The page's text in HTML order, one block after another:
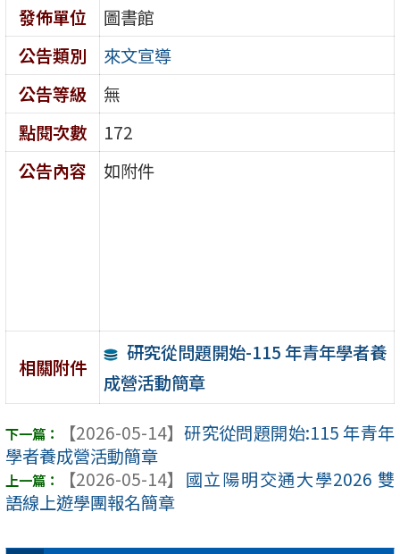
發佈單位
圖書館
公告類別
來文宣導
公告等級
無
點閱次數
172
公告內容
如附件
相關附件
研究從問題開始-115 年青年學者養
成營活動簡章
【2026-05-14】 研究從問題開始:115 年青年
學者養成營活動簡章
【2026-05-14】 國立陽明交通大學2026 雙
語線上遊學團報名簡章